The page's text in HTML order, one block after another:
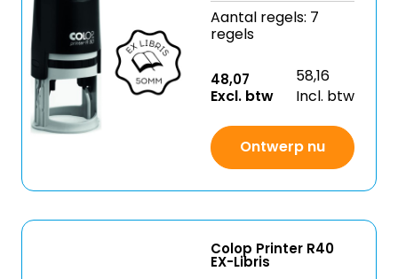
Aantal regels: 7
regels
48,07
Excl. btw
58,16
Incl. btw
Ontwerp nu
Colop Printer R40
EX-Libris